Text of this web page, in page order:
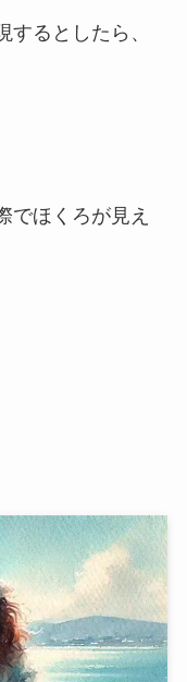
るとしたら、
でほくろが見え